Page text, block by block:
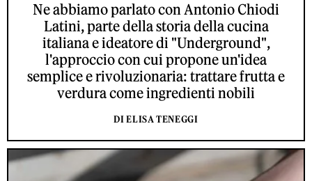
Ne abbiamo parlato con Antonio Chiodi
Latini, parte della storia della cucina
italiana e ideatore di "Underground",
l'approccio con cui propone un'idea
semplice e rivoluzionaria: trattare frutta e
verdura come ingredienti nobili
DI ELISA TENEGGI